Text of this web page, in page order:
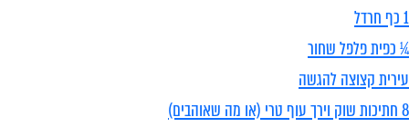
1 כף חרדל
¼ כפית פלפל שחור
עירית קצוצה להגשה
8 חתיכות שוק וירך עוף טרי (או מה שאוהבים)